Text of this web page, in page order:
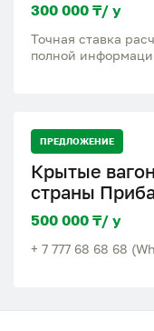
300 000 ₸/ у
Точная ставка
полной информации + 7 777 68 68 68
ПРЕДЛОЖЕНИЕ
Крытые
страны
500 000 ₸/ у
+ 7 777 68 68 68